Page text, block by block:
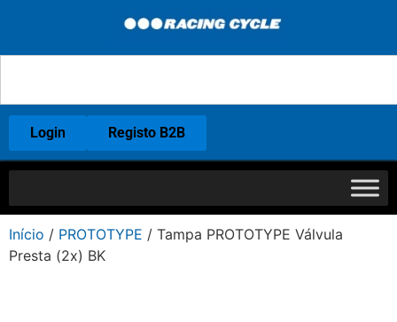
Login Registo B2B
Início / PROTOTYPE / Tampa PROTOTYPE Válvula
Presta (2x) BK